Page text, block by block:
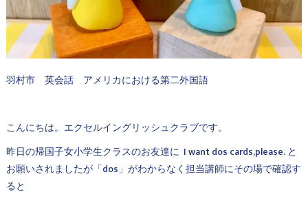
羽村市 英会話 アメリカにおける第二外国語
こんにちは。エクセルイングリッシュクラブです。
昨日の帰国子女小学生クラスのお友達に I want dos cards,please. と
お願いされましたが「dos」がわからなく担当講師にその場で確認す
ると